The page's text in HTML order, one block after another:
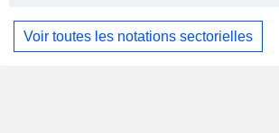
Voir toutes les notations sectorielles